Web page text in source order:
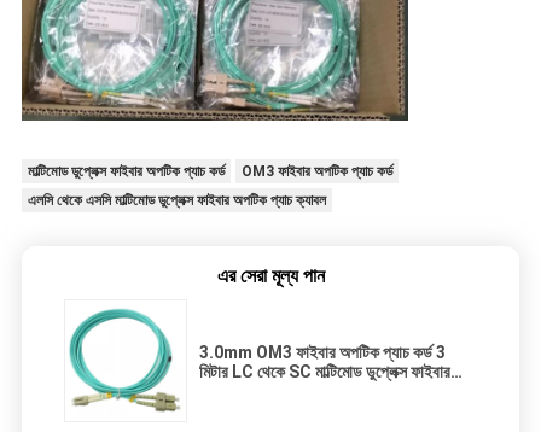
মাল্টিমোড ডুপ্লেক্স ফাইবার অপটিক প্যাচ কর্ড
OM3 ফাইবার অপটিক প্যাচ কর্ড
এলসি থেকে এসসি মাল্টিমোড ডুপ্লেক্স ফাইবার অপটিক প্যাচ ক্যাবল
এর সেরা মূল্য পান
3.0mm OM3 ফাইবার অপটিক প্যাচ কর্ড 3
মিটার LC থেকে SC মাল্টিমোড ডুপ্লেক্স ফাইবার